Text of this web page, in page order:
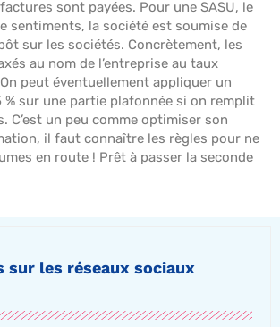
sont payées. Pour une SASU, le
sentiments, la société est soumise de
sur les sociétés. Concrètement, les
au nom de l’entreprise au taux
peut éventuellement appliquer un
% sur une partie plafonnée si on remplit
C’est un peu comme optimiser son
il faut connaître les règles pour ne
en route ! Prêt à passer la seconde
sur les réseaux sociaux